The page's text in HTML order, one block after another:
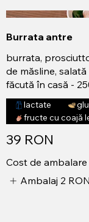
Burrata antre
burrata,
de măsline,
făcută în casă -
39 RON
lactate
fructe cu coajă
Cost de ambalare
Ambalaj 2 RON